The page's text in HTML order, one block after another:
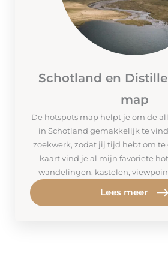
Schotland en
map
De hotspots map helpt je om de
in Schotland gemakkelijk te
zoekwerk, zodat jij tijd hebt om te
kaart vind je al mijn favoriete
wandelingen, kastelen,
Lees meer